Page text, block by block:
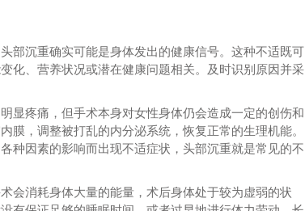
部沉重确实可能是身体发出的健康信号。这种不适既可
化、营养状况或潜在健康问题相关。及时识别原因并采
显疼痛，但手术本身对女性身体仍会造成一定的创伤和
膜，调整被打乱的内分泌系统，恢复正常的生理机能。
种因素的影响而出现不适症状，头部沉重就是常见的不
会消耗身体大量的能量，术后身体处于较为虚弱的状